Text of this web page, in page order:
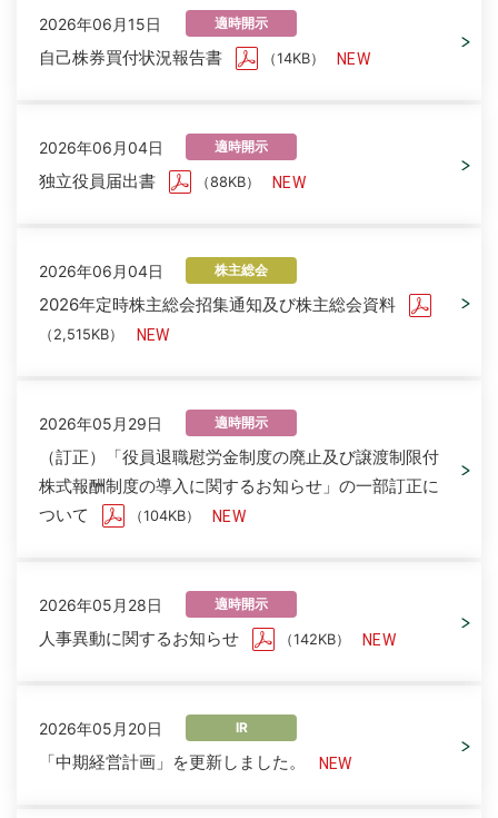
2026年06月15日 適時開示
自己株券買付状況報告書 （14KB）
2026年06月04日 適時開示
独立役員届出書 （88KB）
2026年06月04日 株主総会
2026年定時株主総会招集通知及び株主総会資料
（2,515KB）
2026年05月29日 適時開示
（訂正）「役員退職慰労金制度の廃止及び譲渡制限付
株式報酬制度の導入に関するお知らせ」の一部訂正に
ついて
（104KB）
2026年05月28日 適時開示
人事異動に関するお知らせ （142KB）
2026年05月20日 IR
「中期経営計画」を更新しました。